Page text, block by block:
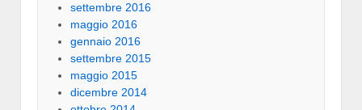
settembre 2016
maggio 2016
gennaio 2016
settembre 2015
maggio 2015
dicembre 2014